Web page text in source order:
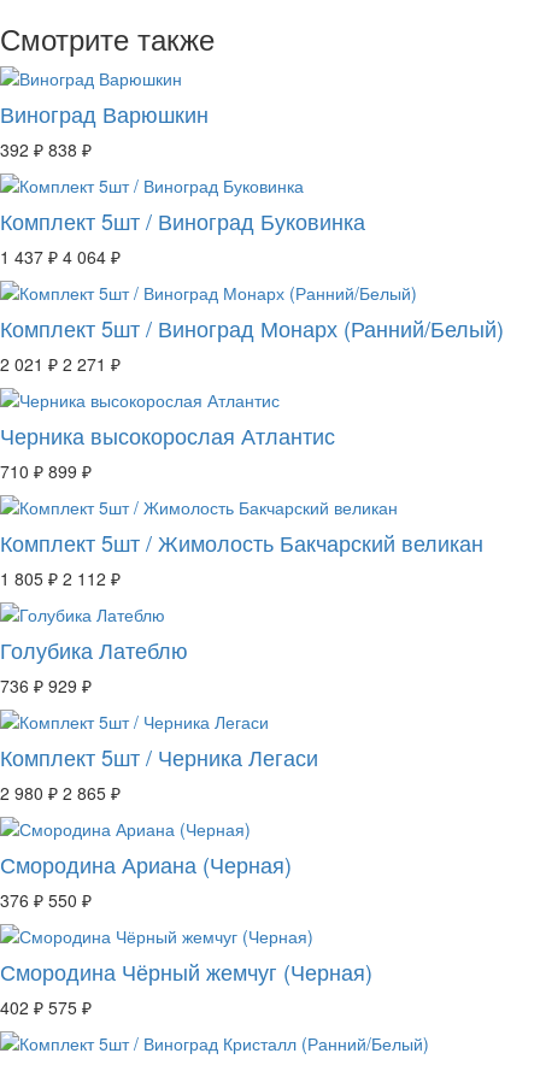
Смотрите также
Виноград Варюшкин
392 ₽ 838 ₽
Комплект 5шт / Виноград Буковинка
1 437 ₽ 4 064 ₽
Комплект 5шт / Виноград Монарх (Ранний/Белый)
2 021 ₽ 2 271 ₽
Черника высокорослая Атлантис
710 ₽ 899 ₽
Комплект 5шт / Жимолость Бакчарский великан
1 805 ₽ 2 112 ₽
Голубика Латеблю
736 ₽ 929 ₽
Комплект 5шт / Черника Легаси
2 980 ₽ 2 865 ₽
Смородина Ариана (Черная)
376 ₽ 550 ₽
Смородина Чёрный жемчуг (Черная)
402 ₽ 575 ₽